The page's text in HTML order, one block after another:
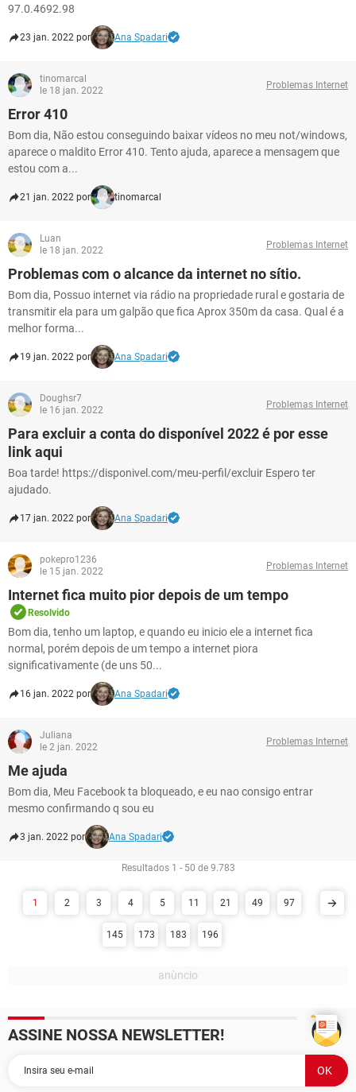
97.0.4692.98
23 jan. 2022 por Ana Spadari
tinomarcal
le 18 jan. 2022
Problemas Internet
Error 410
Bom dia, Não estou conseguindo baixar vídeos no meu not/windows,
aparece o maldito Error 410. Tento ajuda, aparece a mensagem que
estou com a...
21 jan. 2022 por tinomarcal
Luan
le 18 jan. 2022
Problemas Internet
Problemas com o alcance da internet no sítio.
Bom dia, Possuo internet via rádio na propriedade rural e gostaria de
transmitir ela para um galpão que fica Aprox 350m da casa. Qual é a
melhor forma...
19 jan. 2022 por Ana Spadari
Doughsr7
le 16 jan. 2022
Problemas Internet
Para excluir a conta do disponível 2022 é por esse
link aqui
Boa tarde! https://disponivel.com/meu-perfil/excluir Espero ter
ajudado.
17 jan. 2022 por Ana Spadari
pokepro1236
le 15 jan. 2022
Problemas Internet
Internet fica muito pior depois de um tempo
Resolvido
Bom dia, tenho um laptop, e quando eu inicio ele a internet fica
normal, porém depois de um tempo a internet piora
significativamente (de uns 50...
16 jan. 2022 por Ana Spadari
Juliana
le 2 jan. 2022
Problemas Internet
Me ajuda
Bom dia, Meu Facebook ta bloqueado, e eu nao consigo entrar
mesmo confirmando q sou eu
3 jan. 2022 por Ana Spadari
Resultados 1 - 50 de 9.783
1 2 3 4 5 11 21 49 97
145 173 183 196
ASSINE NOSSA NEWSLETTER!